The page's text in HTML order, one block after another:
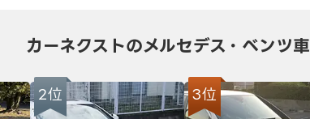
カーネクストのメルセデス・ベンツ車
2位 3位